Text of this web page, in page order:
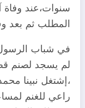
سنوات،عند
المطلب ثم بعد
في شباب
لم يسجد لصنم
،إشتغل نبينا
راعي للغنم